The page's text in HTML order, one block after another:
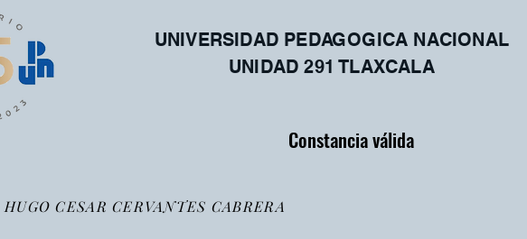
UNIVERSIDAD PEDAGOGICA NACIONAL
UNIDAD 291 TLAXCALA
Constancia válida
HUGO CESAR CERVANTES CABRERA